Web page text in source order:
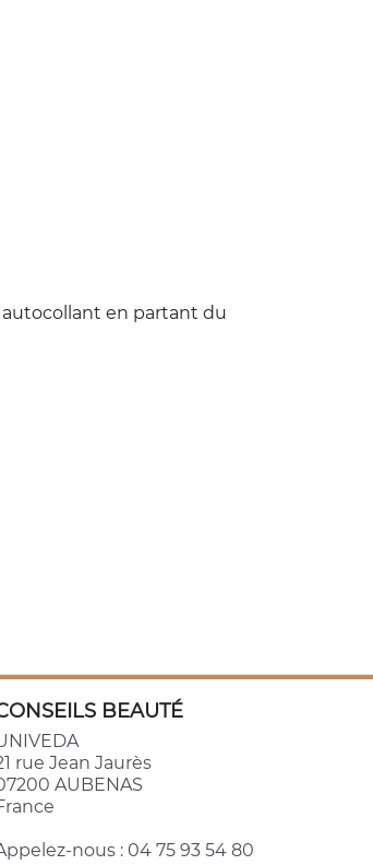
en partant du
BEAUTÉ
rue Jean Jaurès
AUBENAS
nous : 04 75 93 54 80